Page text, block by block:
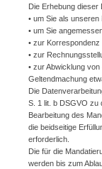
Die Erhebung dieser
• um Sie als
• um Sie
• zur Korrespondenz
• zur
• zur Abwicklung
Geltendmachung
Die
S. 1 lit. b DSGVO zu
Bearbeitung des
die beidseitige
erforderlich.
Die für die
werden bis zum